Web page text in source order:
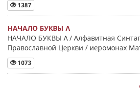
1387
НАЧАЛО БУКВЫ Λ
НАЧАЛО БУКВЫ Λ / Алфавитная
Православной Церкви / иеромонах
1073